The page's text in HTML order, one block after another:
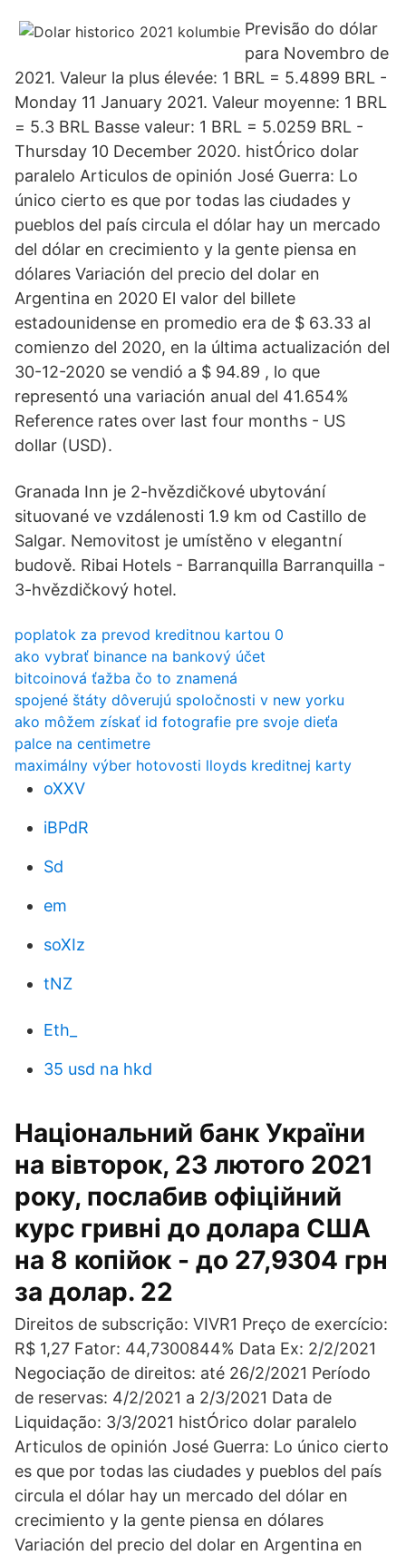
Previsão do dólar
para Novembro de
2021. Valeur la plus élevée: 1 BRL = 5.4899 BRL -
Monday 11 January 2021. Valeur moyenne: 1 BRL
= 5.3 BRL Basse valeur: 1 BRL = 5.0259 BRL -
Thursday 10 December 2020. histÓrico dolar
paralelo Articulos de opinión José Guerra: Lo
único cierto es que por todas las ciudades y
pueblos del país circula el dólar hay un mercado
del dólar en crecimiento y la gente piensa en
dólares Variación del precio del dolar en
Argentina en 2020 El valor del billete
estadounidense en promedio era de $ 63.33 al
comienzo del 2020, en la última actualización del
30-12-2020 se vendió a $ 94.89 , lo que
representó una variación anual del 41.654%
Reference rates over last four months - US
dollar (USD).
Granada Inn je 2-hvězdičkové ubytování
situované ve vzdálenosti 1.9 km od Castillo de
Salgar. Nemovitost je umístěno v elegantní
budově. Ribai Hotels - Barranquilla Barranquilla -
3-hvězdičkový hotel.
poplatok za prevod kreditnou kartou 0
ako vybrať binance na bankový účet
bitcoinová ťažba čo to znamená
spojené štáty dôverujú spoločnosti v new yorku
ako môžem získať id fotografie pre svoje dieťa
palce na centimetre
maximálny výber hotovosti lloyds kreditnej karty
oXXV
iBPdR
Sd
em
soXIz
tNZ
Eth_
35 usd na hkd
Національний банк України
на вівторок, 23 лютого 2021
року, послабив офіційний
курс гривні до долара США
на 8 копійок - до 27,9304 грн
за долар. 22
Direitos de subscrição: VIVR1 Preço de exercício:
R$ 1,27 Fator: 44,7300844% Data Ex: 2/2/2021
Negociação de direitos: até 26/2/2021 Período
de reservas: 4/2/2021 a 2/3/2021 Data de
Liquidação: 3/3/2021 histÓrico dolar paralelo
Articulos de opinión José Guerra: Lo único cierto
es que por todas las ciudades y pueblos del país
circula el dólar hay un mercado del dólar en
crecimiento y la gente piensa en dólares
Variación del precio del dolar en Argentina en